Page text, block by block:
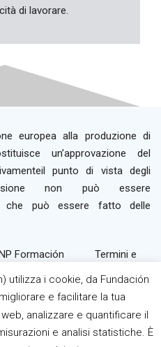
di lavorare.
europea alla produzione di
un’approvazione del
punto di vista degli
non può essere
che può essere fatto delle
INP Formación Termini e
utilizza i cookie, da Fundación
e facilitare la tua
analizzare e quantificare il
e analisi statistiche. È